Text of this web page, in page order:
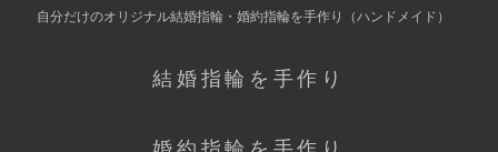
自分だけのオリジナル結婚指輪・婚約指輪を手作り （ハンドメイド）
結婚指輪を手作り